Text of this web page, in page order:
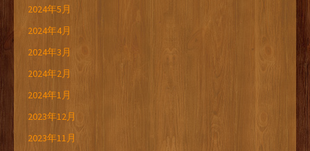
2024年5月
2024年4月
2024年3月
2024年2月
2024年1月
2023年12月
2023年11月